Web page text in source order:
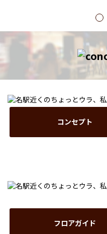
1
コンセプト
フロアガイド